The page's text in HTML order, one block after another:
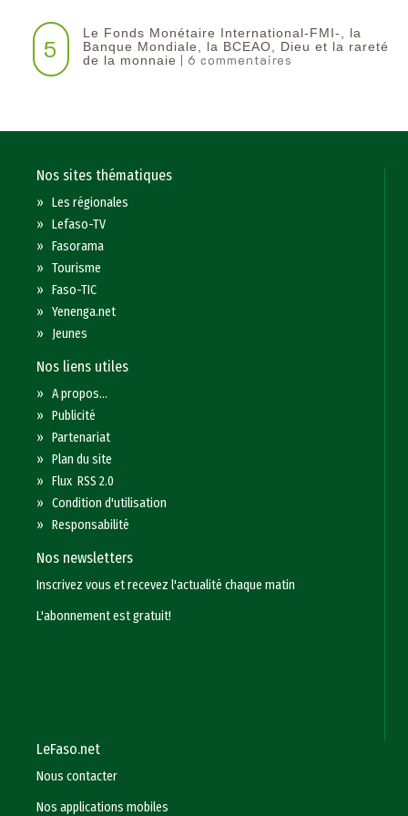
5
Le Fonds Monétaire International-FMI-, la
Banque Mondiale, la BCEAO, Dieu et la rareté
de la monnaie | 6 commentaires
Nos sites thématiques
»Les régionales
»Lefaso-TV
»Fasorama
»Tourisme
»Faso-TIC
»Yenenga.net
» Jeunes
Nos liens utiles
»A propos...
»Publicité
»Partenariat
»Plan du site
»Flux RSS 2.0
»Condition d'utilisation
»Responsabilité
Nos newsletters
Inscrivez vous et recevez l'actualité chaque matin
L'abonnement est gratuit!
LeFaso.net
Nous contacter
Nos applications mobiles